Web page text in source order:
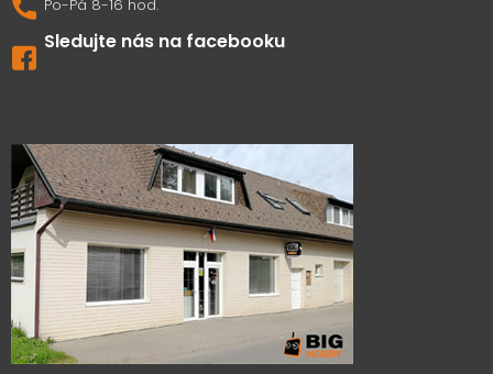
Sledujte nás na facebooku